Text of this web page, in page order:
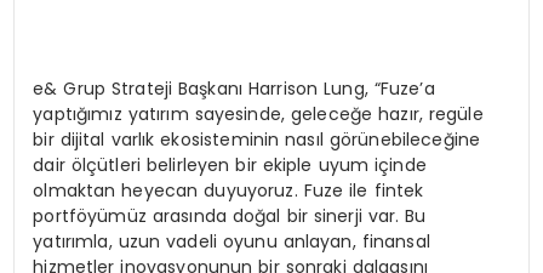
e& Grup Strateji Başkanı Harrison Lung, “Fuze’a
yaptığımız yatırım sayesinde, geleceğe hazır, regüle
bir dijital varlık ekosisteminin nasıl görünebileceğine
dair ölçütleri belirleyen bir ekiple uyum içinde
olmaktan heyecan duyuyoruz. Fuze ile fintek
portföyümüz arasında doğal bir sinerji var. Bu
yatırımla, uzun vadeli oyunu anlayan, finansal
hizmetler inovasyonunun bir sonraki dalgasını